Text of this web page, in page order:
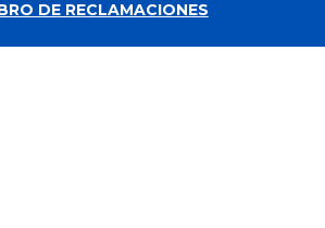
DE RECLAMACIONES